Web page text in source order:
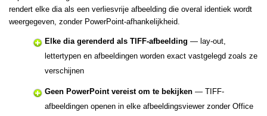
rendert elke dia als een verliesvrije afbeelding die overal identiek wordt
weergegeven, zonder PowerPoint-afhankelijkheid.
Elke dia gerenderd als TIFF-afbeelding — lay-out,
lettertypen en afbeeldingen worden exact vastgelegd zoals ze
verschijnen
Geen PowerPoint vereist om te bekijken — TIFF-
afbeeldingen openen in elke afbeeldingsviewer zonder Office